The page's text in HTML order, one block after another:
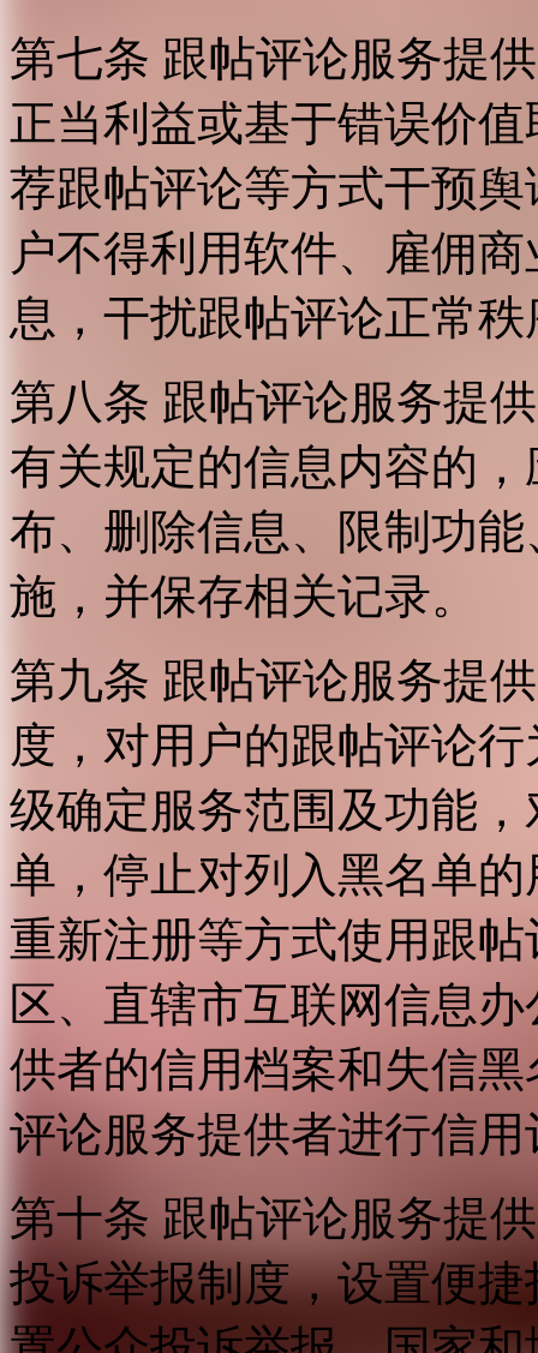
第七条 跟帖评论服务提
正当利益或基于错误价
荐跟帖评论等方式干预
户不得利用软件、雇佣
息，干扰跟帖评论正常
第八条 跟帖评论服务提
有关规定的信息内容的
布、删除信息、限制功
施，并保存相关记录。
第九条 跟帖评论服务提
度，对用户的跟帖评论
级确定服务范围及功能
单，停止对列入黑名单
重新注册等方式使用跟
区、直辖市互联网信息
供者的信用档案和失信
评论服务提供者进行信用
第十条 跟帖评论服务提
投诉举报制度，设置便